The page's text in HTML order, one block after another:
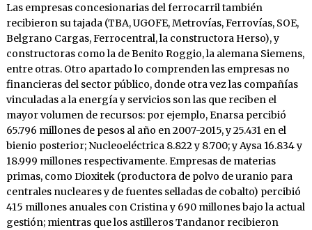
Las empresas concesionarias del ferrocarril también
recibieron su tajada (TBA, UGOFE, Metrovías, Ferrovías, SOE,
Belgrano Cargas, Ferrocentral, la constructora Herso), y
constructoras como la de Benito Roggio, la alemana Siemens,
entre otras. Otro apartado lo comprenden las empresas no
financieras del sector público, donde otra vez las compañías
vinculadas a la energía y servicios son las que reciben el
mayor volumen de recursos: por ejemplo, Enarsa percibió
65.796 millones de pesos al año en 2007-2015, y 25.431 en el
bienio posterior; Nucleoeléctrica 8.822 y 8.700; y Aysa 16.834 y
18.999 millones respectivamente. Empresas de materias
primas, como Dioxitek (productora de polvo de uranio para
centrales nucleares y de fuentes selladas de cobalto) percibió
415 millones anuales con Cristina y 690 millones bajo la actual
gestión; mientras que los astilleros Tandanor recibieron